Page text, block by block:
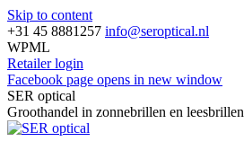
Skip to content
+31 45 8881257 info@seroptical.nl
WPML
Retailer login
Facebook page opens in new window
SER optical
Groothandel in zonnebrillen en leesbrillen